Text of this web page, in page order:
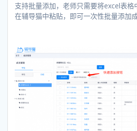
支持批量添加，老师只需要将excel表
在辅导猫中粘贴，即可一次性批量添加成